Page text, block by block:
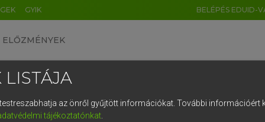
GYIK BELÉPÉS EDUID-
ELŐZMÉNYEK
LISTÁJA
az önről gyűjtött információkat. További információért
tájékoztatónkat.
DE CN FR ES IT NL